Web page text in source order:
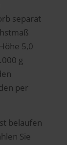
separat
5,0
g
per
belaufen
Sie